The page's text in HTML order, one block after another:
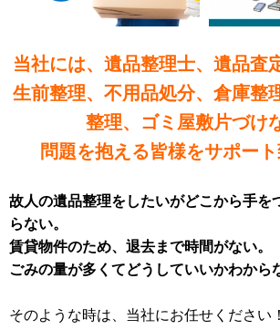
当社には、遺品整理士、遺品査
生前整理、不用品処分、倉庫整
整理、ゴミ屋敷片づけ
問題を抱える皆様をサポート
故人の遺品整理をしたいがどこから手を
らない。
賃貸物件のため、退去まで時間がない。
ごみの量が多くてどうしていいかわから
そのような時は、当社にお任せください！